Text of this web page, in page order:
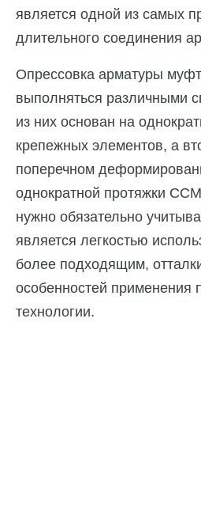
является одной из самых
длительного соединения
Опрессовка арматуры
выполняться различными
из них основан на
крепежных элементов, а
поперечном
однократной протяжки
нужно обязательно
является легкостью
более подходящим,
особенностей применения
технологии.